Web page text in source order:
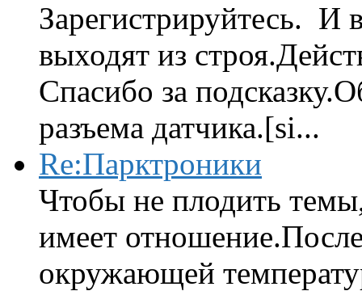
Зарегистрируйтесь. И
выходят из
Спасибо за
разъема датчика.[si...
Re:Парктроники
Чтобы не плодить
имеет
окружающей